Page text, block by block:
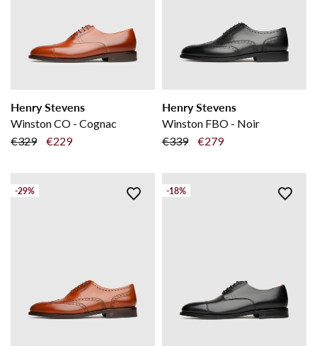
Henry Stevens
Winston CO - Cognac
€329
€229
Henry Stevens
Winston FBO - Noir
€339
€279
-29% -18%